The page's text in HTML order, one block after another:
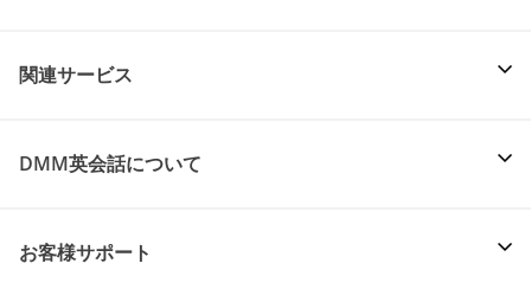
関連サービス
DMM英会話について
お客様サポート